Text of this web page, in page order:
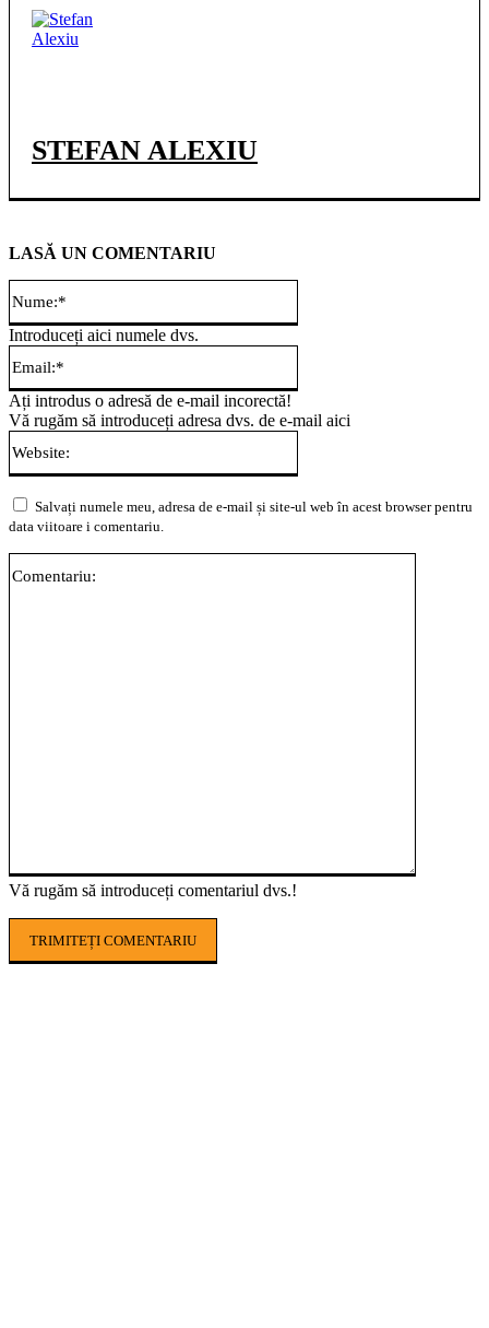
STEFAN ALEXIU
LASĂ UN COMENTARIU
Vă rugăm să introduceți comentariul dvs.!
Introduceți aici numele dvs.
Ați introdus o adresă de e-mail incorectă!
Vă rugăm să introduceți adresa dvs. de e-mail aici
Salvați numele meu, adresa de e-mail și site-ul web în acest browser pentru
data viitoare i comentariu.